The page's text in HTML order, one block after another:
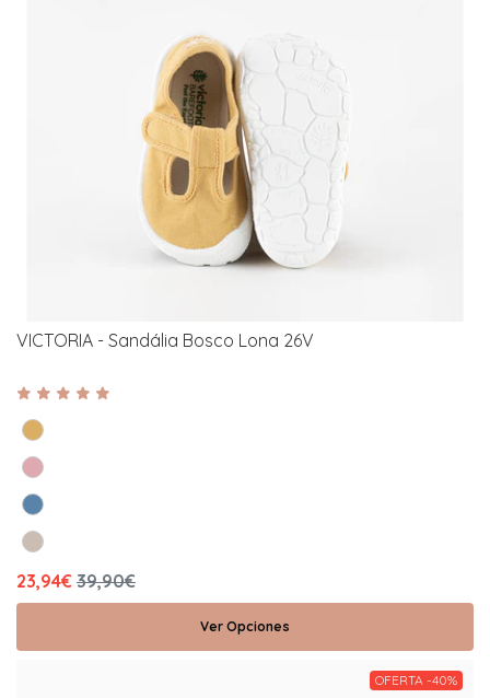
VICTORIA - Sandália Bosco Lona 26V
23,94€ 39,90€
Ver Opciones
OFERTA -40%